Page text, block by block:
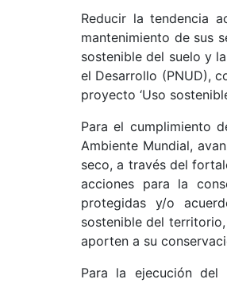
Reducir la tendencia
mantenimiento de sus
sostenible del suelo y
el Desarrollo (PNUD),
proyecto ‘Uso
Para el cumplimiento
Ambiente Mundial,
seco, a través del
acciones para la
protegidas y/o
sostenible del
aporten a su
Para la ejecución del